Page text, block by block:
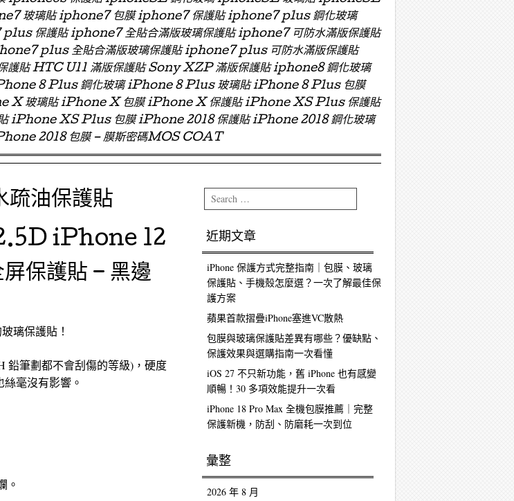
玻璃貼 iphone7 包膜 iphone7 保護貼 iphone7 plus 鋼化玻璃
保護貼 iphone7 全貼合滿版玻璃保護貼 iphone7 可防水滿版保護貼
plus 全貼合滿版玻璃保護貼 iphone7 plus 可防水滿版保護貼
貼 HTC U11 滿版保護貼 Sony XZP 滿版保護貼 iphone8 鋼化玻璃
8 Plus 鋼化玻璃 iPhone 8 Plus 玻璃貼 iPhone 8 Plus 包膜
X 玻璃貼 iPhone X 包膜 iPhone X 保護貼 iPhone XS Plus 保護貼
XS Plus 包膜 iPhone 2018 保護貼 iPhone 2018 鋼化玻璃
2018 包膜 – 膜斯密碼MOS COAT
疏油保護貼
iPhone 12
保護貼 – 黑邊
璃保護貼！
鉛筆劃都不會刮傷的等級)，硬度
毫沒有影響。
。
Search
近期文章
iPhone 保護方式完整指南｜包膜、玻璃
保護貼、手機殼怎麼選？一次了解最佳保
護方案
蘋果首款摺疊iPhone塞進VC散熱
包膜與玻璃保護貼差異有哪些？優缺點、
保護效果與選購指南一次看懂
iOS 27 不只新功能，舊 iPhone 也有感變
順暢！30 多項效能提升一次看
iPhone 18 Pro Max 全機包膜推薦｜完整
保護新機，防刮、防磨耗一次到位
彙整
2026 年 8 月